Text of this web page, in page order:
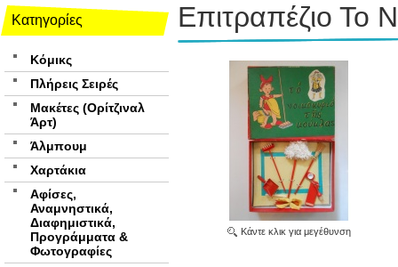
Επιτραπέζιο Το
Κάντε κλικ για μεγέθυνση
Κατηγορίες
Κόμικς
Πλήρεις Σειρές
Μακέτες (Ορίτζιναλ
Άρτ)
Άλμπουμ
Χαρτάκια
Αφίσες,
Αναμνηστικά,
Διαφημιστικά,
Προγράμματα &
Φωτογραφίες